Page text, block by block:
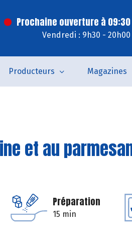
Prochaine ouverture à 09:30
Vendredi : 9h30 - 20h00
Producteurs Magazines
et au
Préparation
15 min